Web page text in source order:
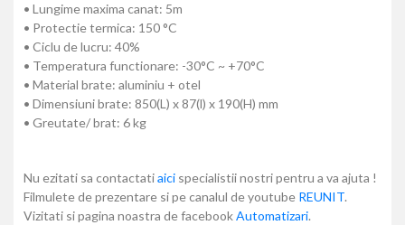
• Lungime maxima canat: 5m
• Protectie termica: 150 °C
• Ciclu de lucru: 40%
• Temperatura functionare: -30°C ~ +70°C
• Material brate: aluminiu + otel
• Dimensiuni brate: 850(L) x 87(l) x 190(H) mm
• Greutate/ brat: 6 kg
Nu ezitati sa contactatiaici specialistii nostri pentru a va ajuta !
Filmulete de prezentare si pe canalul de youtube REUNIT.
Vizitati si pagina noastra de facebookAutomatizari.